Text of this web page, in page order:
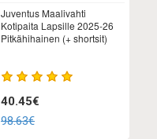
Juventus Maalivahti
Kotipaita Lapsille 2025-26
Pitkähihainen (+ shortsit)
40.45€
98.63€